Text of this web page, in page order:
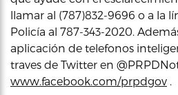
llamar al (787)832-9696 o a la
Policía al 787-343-2020.
aplicación de telefonos
traves de Twitter en
www.facebook.com/prpdgov .